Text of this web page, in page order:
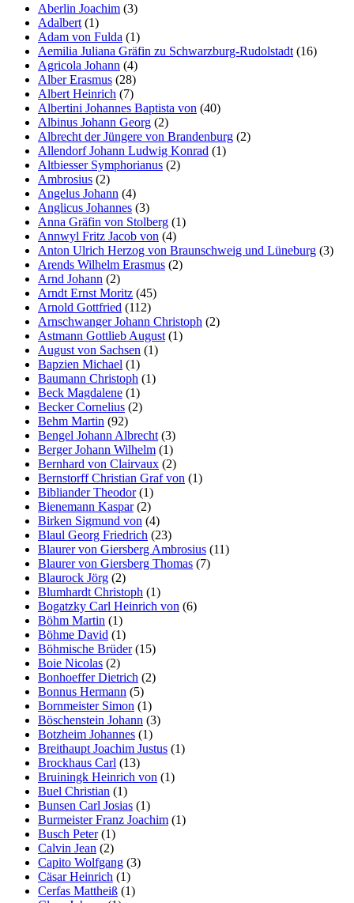
Aberlin Joachim (3)
Adalbert (1)
Adam von Fulda (1)
Aemilia Juliana Gräfin zu Schwarzburg-Rudolstadt (16)
Agricola Johann (4)
Alber Erasmus (28)
Albert Heinrich (7)
Albertini Johannes Baptista von (40)
Albinus Johann Georg (2)
Albrecht der Jüngere von Brandenburg (2)
Allendorf Johann Ludwig Konrad (1)
Altbiesser Symphorianus (2)
Ambrosius (2)
Angelus Johann (4)
Anglicus Johannes (3)
Anna Gräfin von Stolberg (1)
Annwyl Fritz Jacob von (4)
Anton Ulrich Herzog von Braunschweig und Lüneburg (3)
Arends Wilhelm Erasmus (2)
Arnd Johann (2)
Arndt Ernst Moritz (45)
Arnold Gottfried (112)
Arnschwanger Johann Christoph (2)
Astmann Gottlieb August (1)
August von Sachsen (1)
Bapzien Michael (1)
Baumann Christoph (1)
Beck Magdalene (1)
Becker Cornelius (2)
Behm Martin (92)
Bengel Johann Albrecht (3)
Berger Johann Wilhelm (1)
Bernhard von Clairvaux (2)
Bernstorff Christian Graf von (1)
Bibliander Theodor(1)
Bienemann Kaspar(2)
Birken Sigmund von (4)
Blaul Georg Friedrich (23)
Blaurer von Giersberg Ambrosius (11)
Blaurer von Giersberg Thomas (7)
Blaurock Jörg (2)
Blumhardt Christoph (1)
Bogatzky Carl Heinrich von (6)
Böhm Martin (1)
Böhme David (1)
Böhmische Brüder(15)
Boie Nicolas (2)
Bonhoeffer Dietrich (2)
Bonnus Hermann (5)
Bornmeister Simon (1)
Böschenstein Johann (3)
Botzheim Johannes (1)
Breithaupt Joachim Justus (1)
Brockhaus Carl (13)
Bruiningk Heinrich von (1)
Buel Christian (1)
Bunsen Carl Josias (1)
Burmeister Franz Joachim (1)
Busch Peter(1)
Calvin Jean (2)
Capito Wolfgang (3)
Cäsar Heinrich (1)
Cerfas Mattheiß (1)